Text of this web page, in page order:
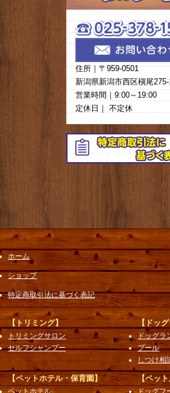
住所｜〒959-0501
新潟県新潟市西区槇尾
営業時間｜9:00～19:00
定休日｜ 不定休
ホーム
ショップ
特定商取引法に基づく表記
【トリミング】
トリミングサロン
セルフシャンプー
【ドッグ
ドッグラ
プール
しつけ相
【ペットホテル・保育園】
ペットホテル
【ペッ
ドッグフ